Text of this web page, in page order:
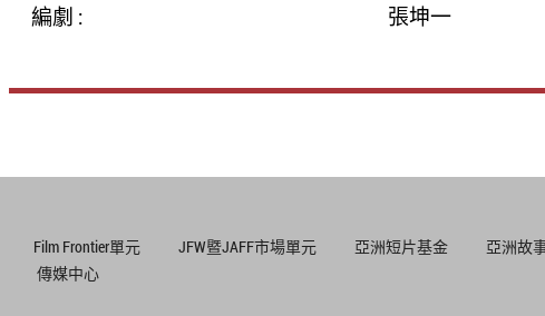
編劇 :
張坤一
Film Frontier單元 JFW暨JAFF市場單元 亞洲短片基金 亞洲故
傳媒中心